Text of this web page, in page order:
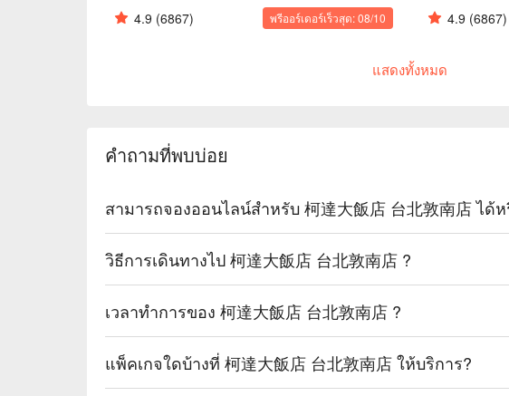
4.9 (6867) พรีออร์เดอร์เร็วสุด: 08/10 4.9 (6867)
แสดงทั้งหมด
คำถามที่พบบ่อย
สามารถจองออนไลน์สำหรับ 柯達大飯店 台北敦南店 ได้
วิธีการเดินทางไป 柯達大飯店 台北敦南店 ?
เวลาทำการของ 柯達大飯店 台北敦南店 ?
แพ็คเกจใดบ้างที่ 柯達大飯店 台北敦南店 ให้บริการ?